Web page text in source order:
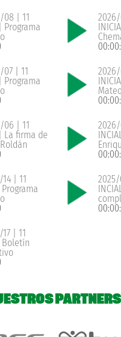
08 | 11
Programa
| 11
Programa
06 | 11
La firma de
| 11
| 11
Boletín
PARTNERS